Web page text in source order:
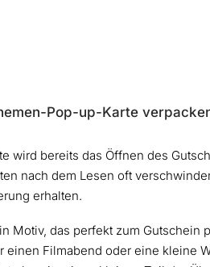
Pop-up-Karte
wird bereits das Öffnen des
nach dem Lesen oft
erhalten.
Motiv, das perfekt zum Gutschein
einen Filmabend oder eine kleine